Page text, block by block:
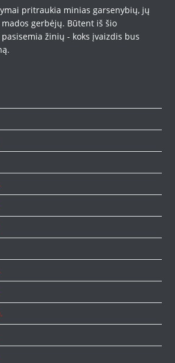
pritraukia minias garsenybių, jų
gerbėjų. Būtent iš šio
žinių - koks įvaizdis bus